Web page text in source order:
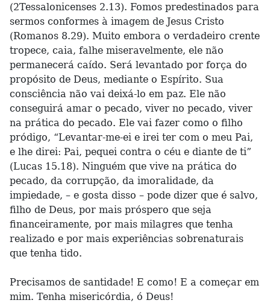
(2Tessalonicenses 2.13). Fomos predestinados para
sermos conformes à imagem de Jesus Cristo
(Romanos 8.29). Muito embora o verdadeiro crente
tropece, caia, falhe miseravelmente, ele não
permanecerá caído. Será levantado por força do
propósito de Deus, mediante o Espírito. Sua
consciência não vai deixá-lo em paz. Ele não
conseguirá amar o pecado, viver no pecado, viver
na prática do pecado. Ele vai fazer como o filho
pródigo, “Levantar-me-ei e irei ter com o meu Pai,
e lhe direi: Pai, pequei contra o céu e diante de ti”
(Lucas 15.18). Ninguém que vive na prática do
pecado, da corrupção, da imoralidade, da
impiedade, – e gosta disso – pode dizer que é salvo,
filho de Deus, por mais próspero que seja
financeiramente, por mais milagres que tenha
realizado e por mais experiências sobrenaturais
que tenha tido.
Precisamos de santidade! E como! E a começar em
mim. Tenha misericórdia, ó Deus!